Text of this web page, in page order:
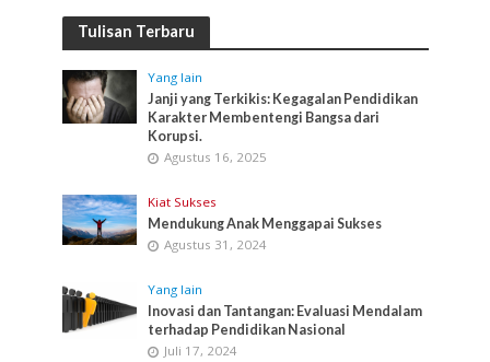
Tulisan Terbaru
Yang lain
Janji yang Terkikis: Kegagalan Pendidikan
Karakter Membentengi Bangsa dari
Korupsi.
Agustus 16, 2025
Kiat Sukses
Mendukung Anak Menggapai Sukses
Agustus 31, 2024
Yang lain
Inovasi dan Tantangan: Evaluasi Mendalam
terhadap Pendidikan Nasional
Juli 17, 2024